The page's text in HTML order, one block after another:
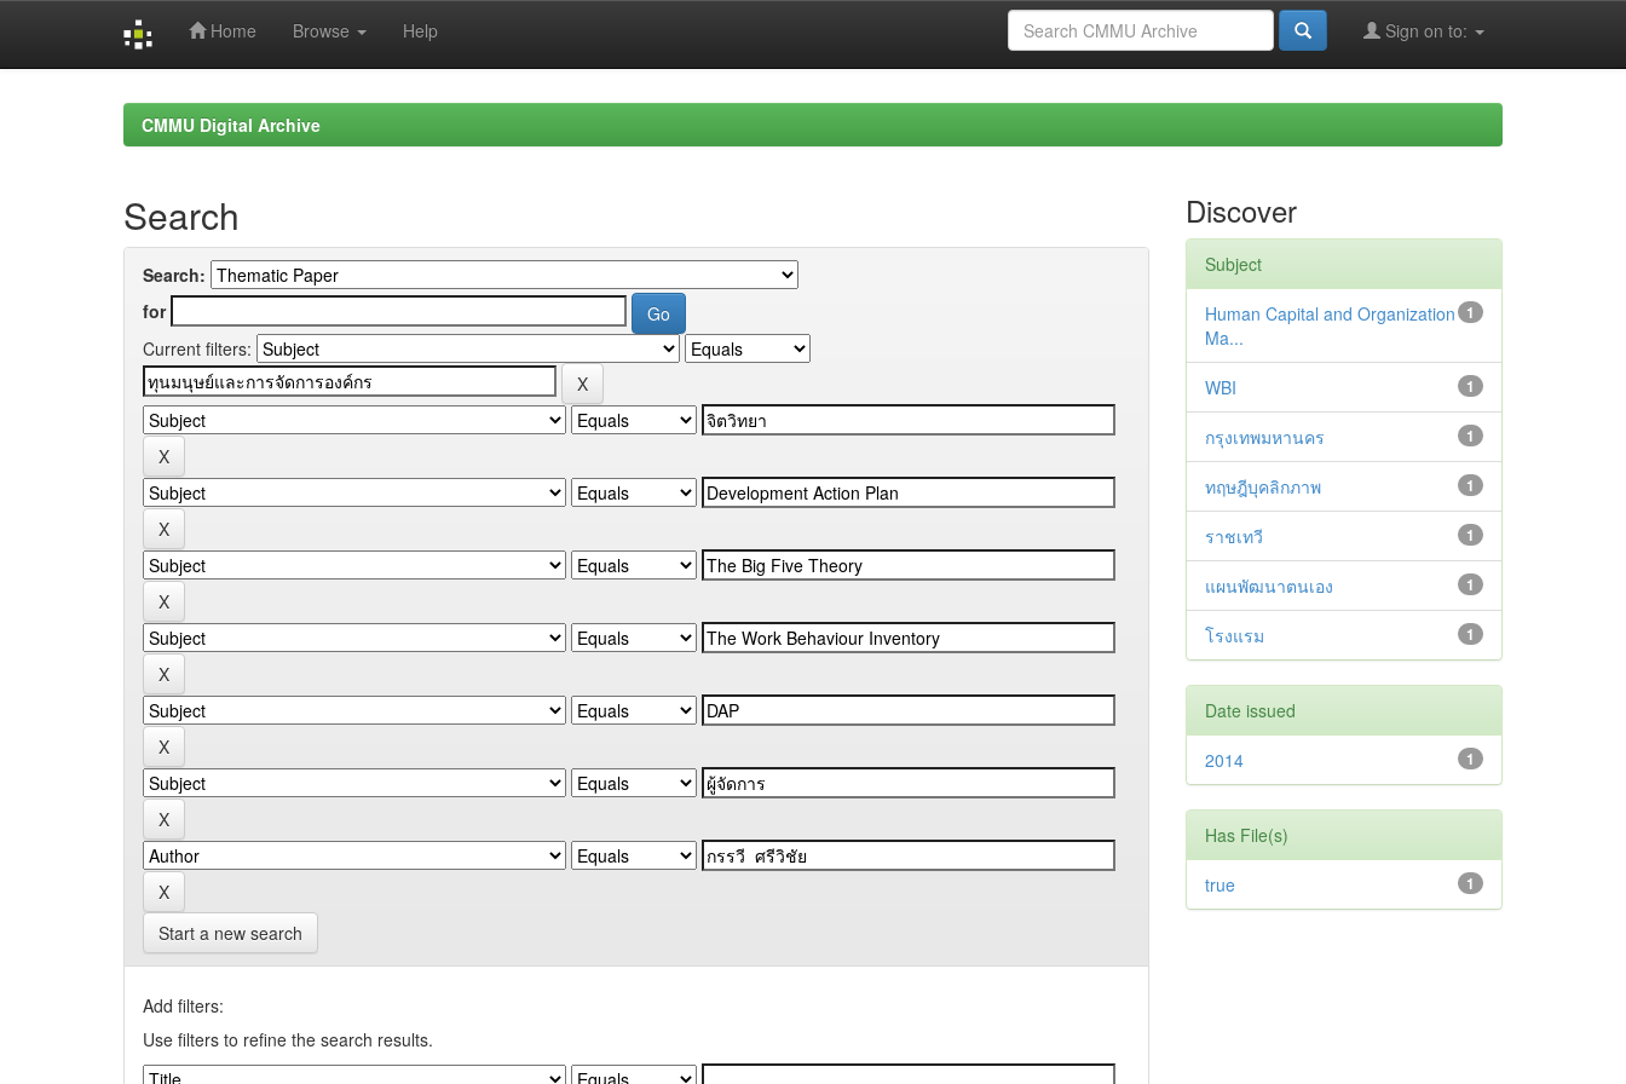
Home Browse Help Sign on to:
CMMU Digital Archive
Search
Search:
for
Current filters:
Start a new search
Add filters:
Use filters to refine the search results.
Discover
Subject
1
Human Capital and Organization
Ma...
1
WBI
1
กรุงเทพมหานคร
1
ทฤษฎีบุคลิกภาพ
1
ราชเทวี
1
แผนพัฒนาตนเอง
1
โรงแรม
Date issued
1
2014
Has File(s)
1
true